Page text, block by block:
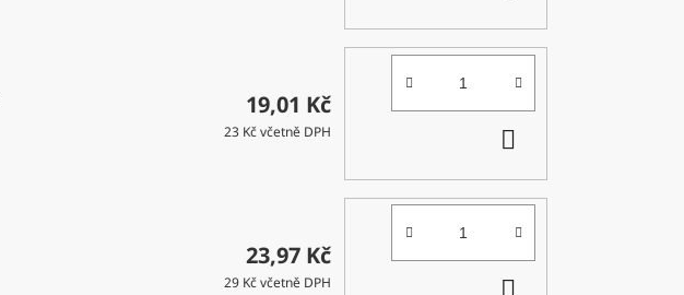
KOŠÍKU
19,01 Kč
23 Kč včetně DPH
KOŠÍKU
23,97 Kč
29 Kč včetně DPH